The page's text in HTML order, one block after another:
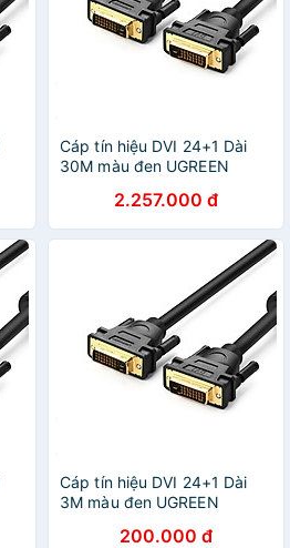
Cáp tín hiệu DVI 24+1 Dài
30M màu đen UGREEN
2.257.000 đ
Cáp tín hiệu DVI 24+1 Dài
3M màu đen UGREEN
200.000 đ